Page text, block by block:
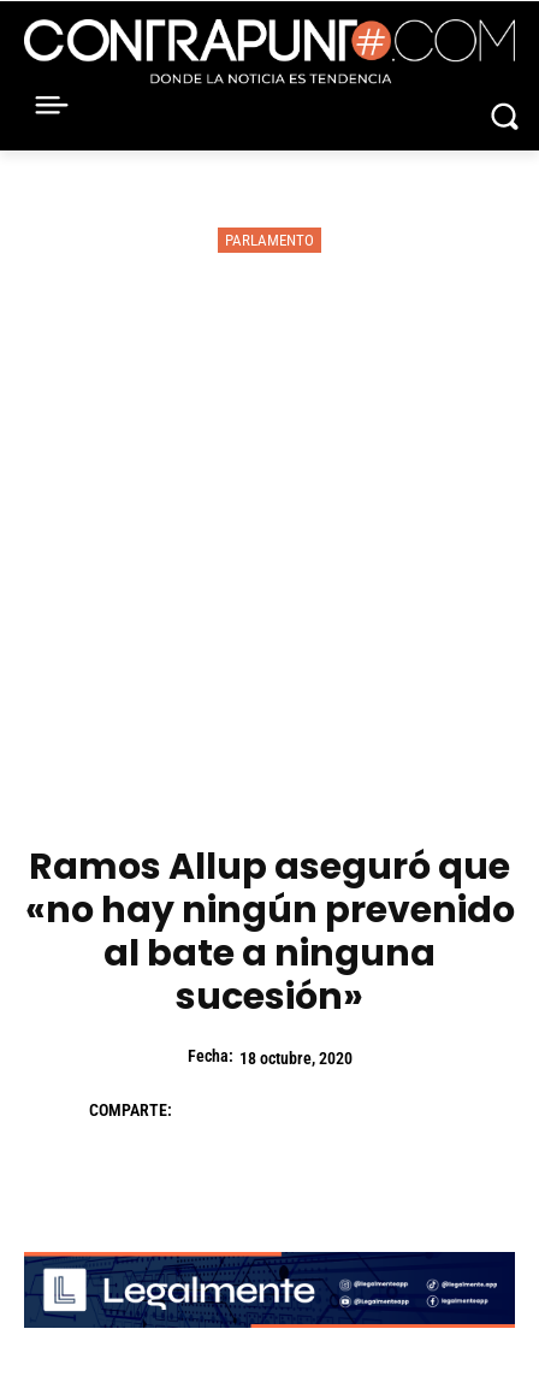
PARLAMENTO
Ramos Allup aseguró que
«no hay ningún prevenido
al bate a ninguna
sucesión»
Fecha: 18 octubre, 2020
COMPARTE: